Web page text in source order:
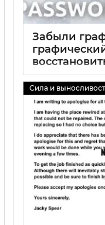
Забыли
инструкция
02 09 2025 0
Сила и